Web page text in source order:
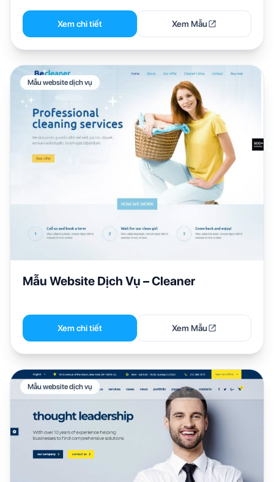
Xem chi tiết Xem Mẫu
Mẫu website dịch vụ
Mẫu Website Dịch Vụ – Cleaner
Xem chi tiết Xem Mẫu
Mẫu website dịch vụ